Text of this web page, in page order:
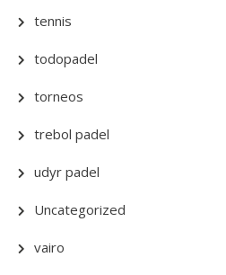
tennis
todopadel
torneos
trebol padel
udyr padel
Uncategorized
vairo